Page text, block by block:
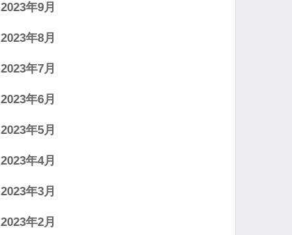
2023年9月
2023年8月
2023年7月
2023年6月
2023年5月
2023年4月
2023年3月
2023年2月